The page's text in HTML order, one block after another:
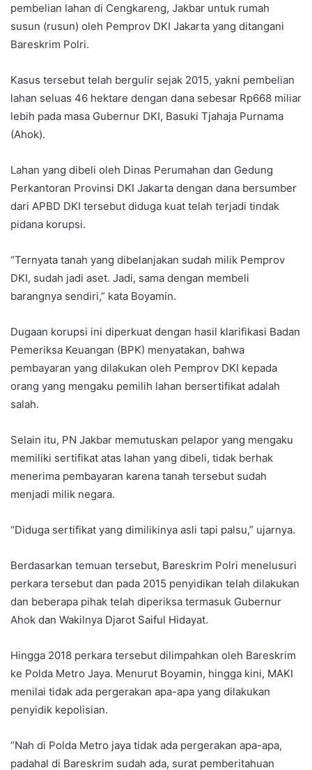
pembelian lahan di Cengkareng, Jakbar untuk rumah
susun (rusun) oleh Pemprov DKI Jakarta yang ditangani
Bareskrim Polri.
Kasus tersebut telah bergulir sejak 2015, yakni pembelian
lahan seluas 46 hektare dengan dana sebesar Rp668 miliar
lebih pada masa Gubernur DKI, Basuki Tjahaja Purnama
(Ahok).
Lahan yang dibeli oleh Dinas Perumahan dan Gedung
Perkantoran Provinsi DKI Jakarta dengan dana bersumber
dari APBD DKI tersebut diduga kuat telah terjadi tindak
pidana korupsi.
“Ternyata tanah yang dibelanjakan sudah milik Pemprov
DKI, sudah jadi aset. Jadi, sama dengan membeli
barangnya sendiri,” kata Boyamin.
Dugaan korupsi ini diperkuat dengan hasil klarifikasi Badan
Pemeriksa Keuangan (BPK) menyatakan, bahwa
pembayaran yang dilakukan oleh Pemprov DKI kepada
orang yang mengaku pemilih lahan bersertifikat adalah
salah.
Selain itu, PN Jakbar memutuskan pelapor yang mengaku
memiliki sertifikat atas lahan yang dibeli, tidak berhak
menerima pembayaran karena tanah tersebut sudah
menjadi milik negara.
“Diduga sertifikat yang dimilikinya asli tapi palsu,” ujarnya.
Berdasarkan temuan tersebut, Bareskrim Polri menelusuri
perkara tersebut dan pada 2015 penyidikan telah dilakukan
dan beberapa pihak telah diperiksa termasuk Gubernur
Ahok dan Wakilnya Djarot Saiful Hidayat.
Hingga 2018 perkara tersebut dilimpahkan oleh Bareskrim
ke Polda Metro Jaya. Menurut Boyamin, hingga kini, MAKI
menilai tidak ada pergerakan apa-apa yang dilakukan
penyidik kepolisian.
“Nah di Polda Metro jaya tidak ada pergerakan apa-apa,
padahal di Bareskrim sudah ada, surat pemberitahuan